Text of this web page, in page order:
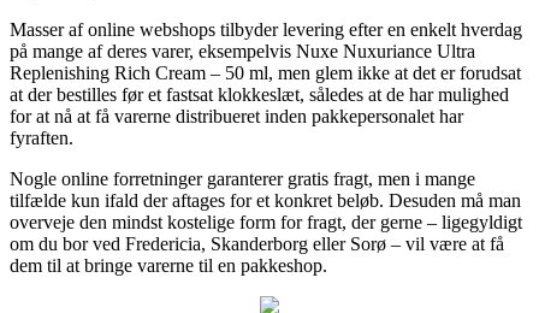
Masser af online webshops tilbyder levering efter en enkelt hverdag
på mange af deres varer, eksempelvis Nuxe Nuxuriance Ultra
Replenishing Rich Cream – 50 ml, men glem ikke at det er forudsat
at der bestilles før et fastsat klokkeslæt, således at de har mulighed
for at nå at få varerne distribueret inden pakkepersonalet har
fyraften.
Nogle online forretninger garanterer gratis fragt, men i mange
tilfælde kun ifald der aftages for et konkret beløb. Desuden må man
overveje den mindst kostelige form for fragt, der gerne – ligegyldigt
om du bor ved Fredericia, Skanderborg eller Sorø – vil være at få
dem til at bringe varerne til en pakkeshop.